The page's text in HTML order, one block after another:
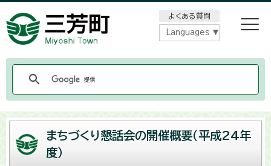
よくある質問
Languages
まちづくり懇話会の開催概要（平成24年
度）